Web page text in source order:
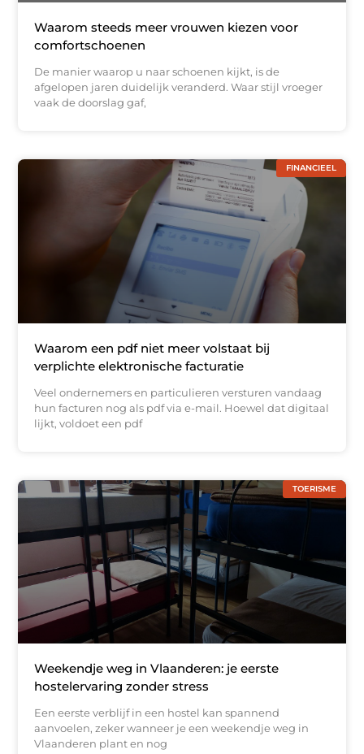
Waarom steeds meer vrouwen kiezen voor
comfortschoenen
De manier waarop u naar schoenen kijkt, is de
afgelopen jaren duidelijk veranderd. Waar stijl vroeger
vaak de doorslag gaf,
FINANCIEEL
Waarom een pdf niet meer volstaat bij
verplichte elektronische facturatie
Veel ondernemers en particulieren versturen vandaag
hun facturen nog als pdf via e-mail. Hoewel dat digitaal
lijkt, voldoet een pdf
TOERISME
Weekendje weg in Vlaanderen: je eerste
hostelervaring zonder stress
Een eerste verblijf in een hostel kan spannend
aanvoelen, zeker wanneer je een weekendje weg in
Vlaanderen plant en nog